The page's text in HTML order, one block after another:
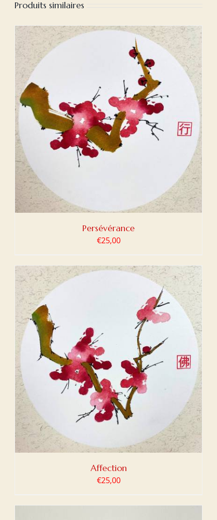
Produits similaires
Persévérance
€25,00
Affection
€25,00